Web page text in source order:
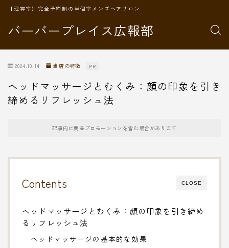
バーバープレイス広報部
【理容室】完全予約制の半個室メンズヘアサロン
2024.10.14 当店の特徴 PR
ヘッドマッサージとむくみ：顔の印象を引き
締めるリフレッシュ法
記事内に商品プロモーションを含む場合があります
CLOSE
Contents
ヘッドマッサージとむくみ：顔の印象を引き締め
るリフレッシュ法
ヘッドマッサージの基本的な効果